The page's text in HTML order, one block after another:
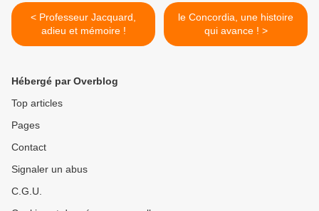
< Professeur Jacquard,
adieu et mémoire !
le Concordia, une histoire
qui avance ! >
Hébergé par Overblog
Top articles
Pages
Contact
Signaler un abus
C.G.U.